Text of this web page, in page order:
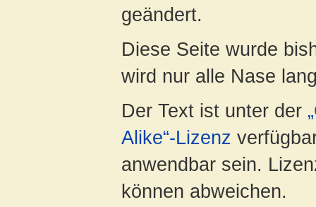
geändert.
Diese Seite wurde
wird nur alle Nase
Der Text ist unter der
Alike“-Lizenz
anwendbar sein.
können abweichen.